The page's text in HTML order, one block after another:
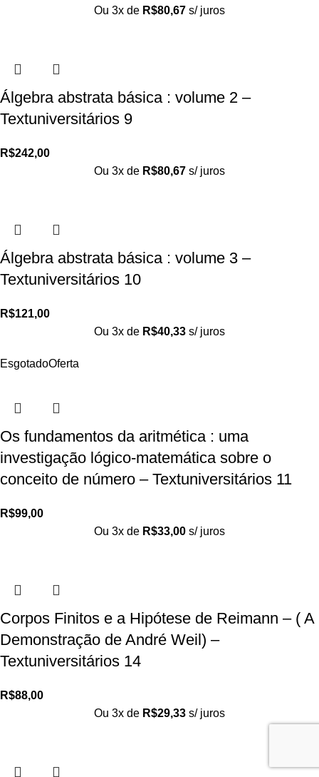
Ou 3x de R$80,67 s/ juros
Álgebra abstrata básica : volume 2 –
Textuniversitários 9
R$242,00
Ou 3x de R$80,67 s/ juros
Álgebra abstrata básica : volume 3 –
Textuniversitários 10
R$121,00
Ou 3x de R$40,33 s/ juros
EsgotadoOferta
Os fundamentos da aritmética : uma
investigação lógico-matemática sobre o
conceito de número – Textuniversitários 11
R$99,00
Ou 3x de R$33,00 s/ juros
Corpos Finitos e a Hipótese de Reimann – ( A
Demonstração de André Weil) –
Textuniversitários 14
R$88,00
Ou 3x de R$29,33 s/ juros